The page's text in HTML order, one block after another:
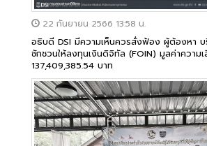
22 กันยายน 2566 13:58 น.
อธิบดี DSI มีความเห็นควรสั่งฟ้อง ผู้ต้องหา
ชักชวนให้ลงทุนเงินดิจิทัล (FOIN) มูลค่าความเ
137,409,385.54 บาท